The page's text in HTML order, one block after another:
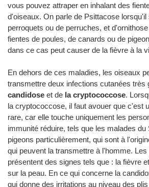
vous pouvez attraper en inhalant des
d'oiseaux. On parle de Psittacose lorsqu'il
perroquets ou de perruches, et
fientes de poules, de canards ou de
dans ce cas peut causer de la fièvre à la
En dehors de ces maladies, les oiseaux
transmettre deux infections cutanées très
candidose et de la cryptococcose.
la cryptococcose, il faut avouer que c'est
rare, car elle touche uniquement les
immunité réduire, tels que les malades du
pigeons particulièrement, qui sont à
qui peuvent la transmettre à l'homme.
présentent des signes tels que : la fièvre
sur la peau. En ce qui concerne la
qui donne des irritations au niveau des